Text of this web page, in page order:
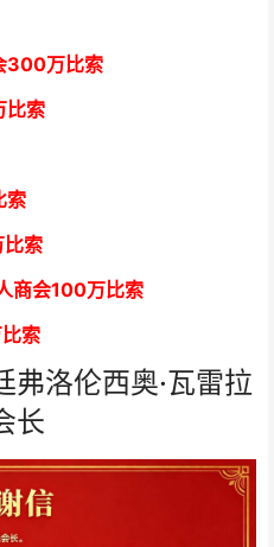
300万比索
比索
索
索
商会100万比索
索
弗洛伦西奥·瓦雷拉
长